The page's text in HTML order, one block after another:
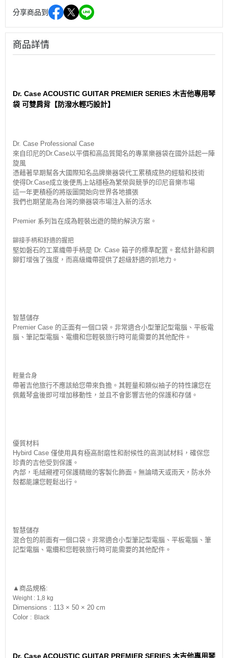
分享商品到
商品詳情
Dr. Case ACOUSTIC GUITAR PREMIER SERIES 木吉他專用琴
袋 可雙肩背【防潑水輕巧設計】
Dr. Case Professional Case
來自印尼的Dr.Case以平價和高品質聞名的專業樂器袋在國外話起一陣
旋風
憑藉著早期幫各大國際知名品牌樂器袋代工累積成熟的經驗和技術
使得Dr.Case成立後便馬上站穩極為繁榮與競爭的印尼音樂市場
這一年更積極的將版圖開始向世界各地擴張
我們也期望能為台灣的樂器袋市場注入新的活水
Premier 系列旨在成為輕裝出遊的簡約解決方案。
鉚接手柄和舒適的握把
堅如磐石的工業織帶手柄是 Dr. Case 箱子的標準配置。套結針跡和鋼
鉚釘增強了強度，而高級織帶提供了超級舒適的抓地力。
智慧儲存
Premier Case 的正面有一個口袋。非常適合小型筆記型電腦、平板電
腦、筆記型電腦、電纜和您輕裝旅行時可能需要的其他配件。
輕量合身
帶著吉他旅行不應該給您帶來負擔。其輕量和類似袖子的特性讓您在
佩戴琴盒後即可增加移動性，並且不會影響吉他的保護和存儲。
優質材料
Hybird Case 僅使用具有極高耐磨性和耐候性的高測試材料，確保您
珍貴的吉他受到保護。
內部，毛絨襯裡可保護精緻的客製化飾面。無論晴天或雨天，防水外
殼都能讓您輕鬆出行。
智慧儲存
混合包的前面有一個口袋。非常適合小型筆記型電腦、平板電腦、筆
記型電腦、電纜和您輕裝旅行時可能需要的其他配件。
▲商品規格:
Weight : 1,8 kg
Dimensions : 113 × 50 × 20 cm
Color : Black
Dr. Case ACOUSTIC GUITAR PREMIER SERIES 木吉他專用琴